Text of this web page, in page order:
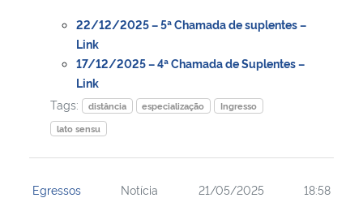
22/12/2025 – 5ª Chamada de suplentes –
Link
17/12/2025 – 4ª Chamada de Suplentes –
Link
Tags:
distância especialização
Ingresso
lato sensu
Egressos Notícia 21/05/2025 18:58